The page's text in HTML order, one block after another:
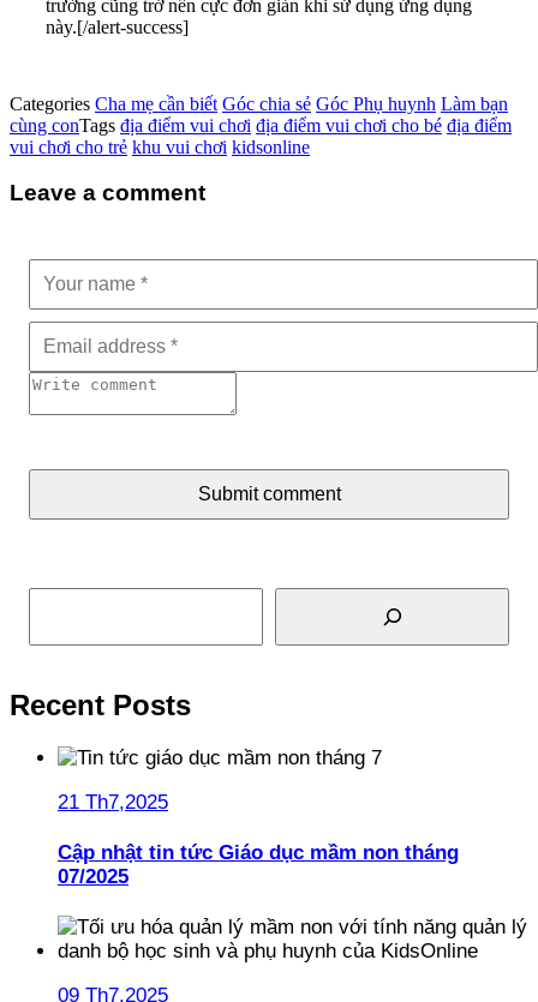
trường cũng trở nên cực đơn giản khi sử dụng ứng dụng
này.[/alert-success]
Categories Cha mẹ cần biết Góc chia sẻ Góc Phụ huynh Làm bạn
cùng conTags địa điểm vui chơi địa điểm vui chơi cho bé địa điểm
vui chơi cho trẻ khu vui chơi kidsonline
Leave a comment
Submit comment
Tìm kiếm
Recent Posts
21 Th7,2025
Cập nhật tin tức Giáo dục mầm non tháng
07/2025
09 Th7,2025